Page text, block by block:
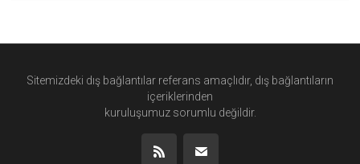
Sitemizdeki dış bağlantılar referans amaçlıdır, dış bağlantıların
içeriklerinden
kuruluşumuz sorumlu değildir.